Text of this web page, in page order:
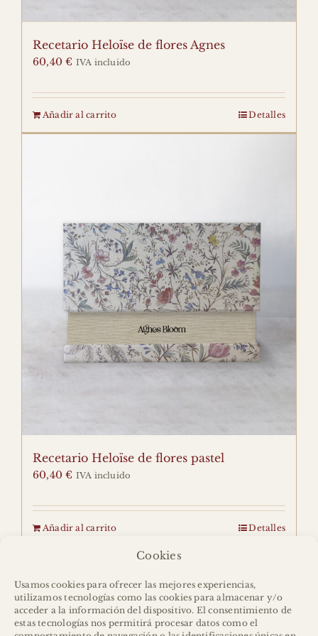
Cookies
Usamos cookies para ofrecer las mejores experiencias,
utilizamos tecnologías como las cookies para almacenar y/o
acceder a la información del dispositivo. El consentimiento de
estas tecnologías nos permitirá procesar datos como el
Recetario Heloïse de flores Agnes
60,40€ IVA incluido
Añadir al carrito Detalles
Recetario Heloïse de flores pastel
60,40€ IVA incluido
Añadir al carrito Detalles